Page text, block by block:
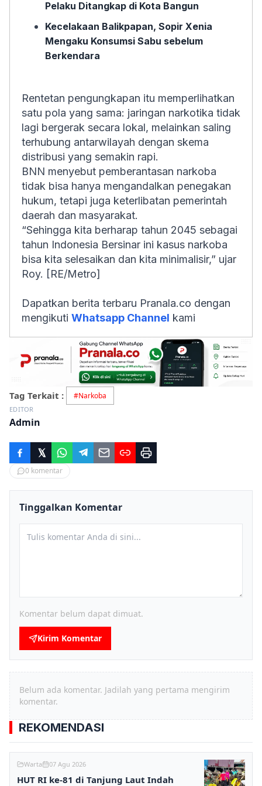
Pelaku Ditangkap di Kota Bangun
Kecelakaan Balikpapan, Sopir Xenia
Mengaku Konsumsi Sabu sebelum
Berkendara
Rentetan pengungkapan itu memperlihatkan
satu pola yang sama: jaringan narkotika tidak
lagi bergerak secara lokal, melainkan saling
terhubung antarwilayah dengan skema
distribusi yang semakin rapi.
BNN menyebut pemberantasan narkoba
tidak bisa hanya mengandalkan penegakan
hukum, tetapi juga keterlibatan pemerintah
daerah dan masyarakat.
“Sehingga kita berharap tahun 2045 sebagai
tahun Indonesia Bersinar ini kasus narkoba
bisa kita selesaikan dan kita minimalisir,” ujar
Roy. [RE/Metro]
Dapatkan berita terbaru Pranala.co dengan
mengikuti Whatsapp Channel kami
Tag Terkait : #Narkoba
EDITOR
Admin
0 komentar
Tinggalkan Komentar
Komentar belum dapat dimuat.
Kirim Komentar
Belum ada komentar. Jadilah yang pertama mengirim
komentar.
REKOMENDASI
Warta 07 Agu 2026
HUT RI ke-81 di Tanjung Laut Indah